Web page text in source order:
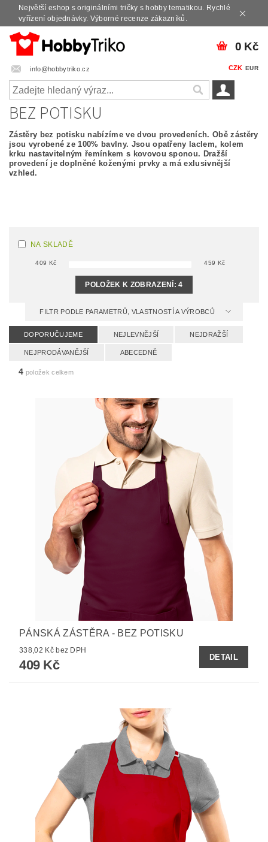
Největší eshop s originálními tričky s hobby tematikou. Rychlé
vyřízení objednávky. Výborné recenze zákazníků.
info@hobbytriko.cz CZK EUR
0 Kč
BEZ POTISKU
Zástěry bez potisku nabízíme ve dvou provedeních. Obě zástěry
jsou vyrobené ze 100% bavlny. Jsou opatřeny laclem, kolem
krku nastavitelným řemínkem s kovovou sponou. Dražší
provedení je doplněné koženými prvky a má exlusivnější
vzhled.
NA SKLADĚ
409 Kč 459 Kč
POLOŽEK K ZOBRAZENÍ:4
FILTR PODLE PARAMETRŮ, VLASTNOSTÍ A VÝROBCŮ
DOPORUČUJEME NEJLEVNĚJŠÍ NEJDRAŽŠÍ
NEJPRODÁVANĚJŠÍ ABECEDNĚ
4 položek celkem
PÁNSKÁ ZÁSTĚRA - BEZ POTISKU
338,02 Kč bez DPH
409 Kč
DETAIL